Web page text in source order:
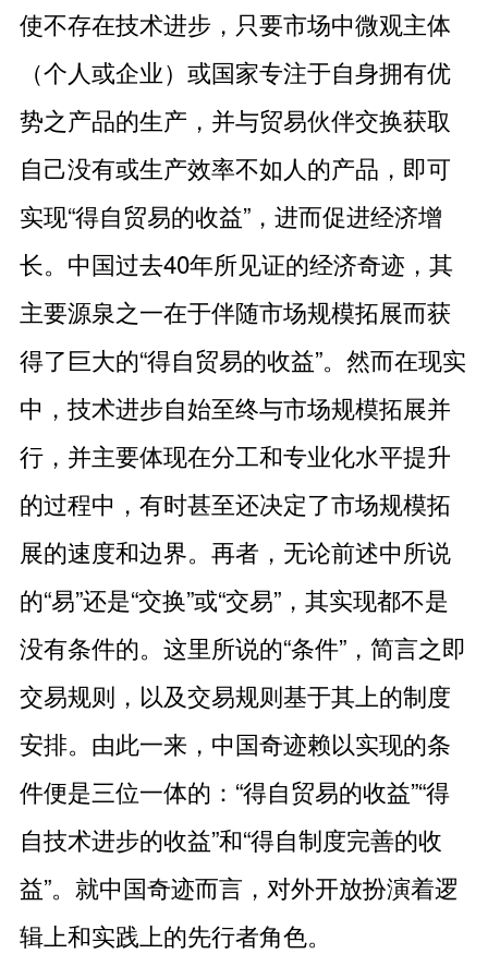
使不存在技术进步，只要市场中微观主体
（个人或企业）或国家专注于自身拥有优
势之产品的生产，并与贸易伙伴交换获取
自己没有或生产效率不如人的产品，即可
实现“得自贸易的收益”，进而促进经济增
长。中国过去40年所见证的经济奇迹，其
主要源泉之一在于伴随市场规模拓展而获
得了巨大的“得自贸易的收益”。然而在现实
中，技术进步自始至终与市场规模拓展并
行，并主要体现在分工和专业化水平提升
的过程中，有时甚至还决定了市场规模拓
展的速度和边界。再者，无论前述中所说
的“易”还是“交换”或“交易”，其实现都不是
没有条件的。这里所说的“条件”，简言之即
交易规则，以及交易规则基于其上的制度
安排。由此一来，中国奇迹赖以实现的条
件便是三位一体的：“得自贸易的收益”“得
自技术进步的收益”和“得自制度完善的收
益”。就中国奇迹而言，对外开放扮演着逻
辑上和实践上的先行者角色。